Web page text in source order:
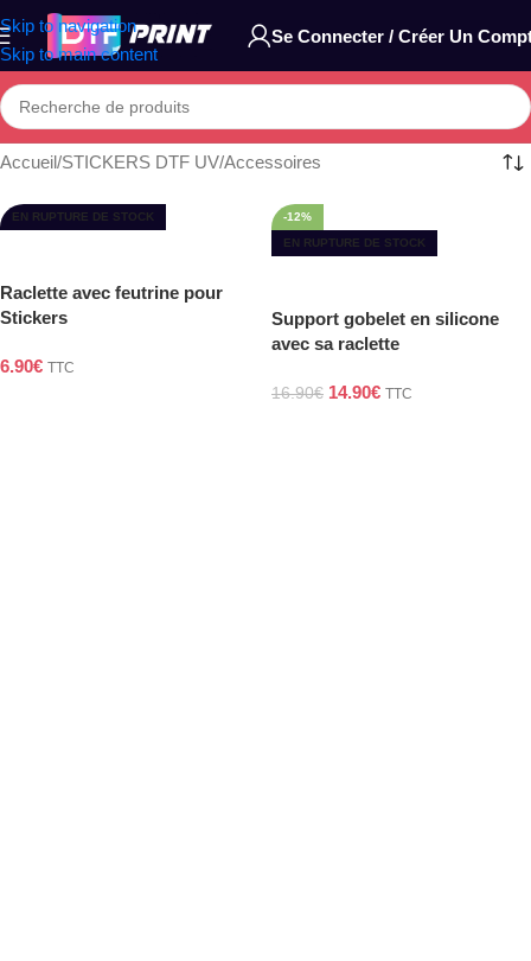
Skip to navigation
Skip to main content
Se Connecter / Créer Un
Accueil STICKERS DTF UV Accessoires
EN RUPTURE DE STOCK
Raclette avec feutrine pour
Stickers
6.90€ TTC
-12%
EN RUPTURE DE STOCK
Support gobelet en silicone
avec sa raclette
16.90€ 14.90€ TTC